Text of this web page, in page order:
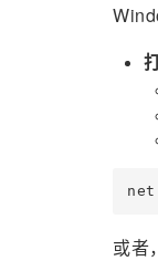
或者